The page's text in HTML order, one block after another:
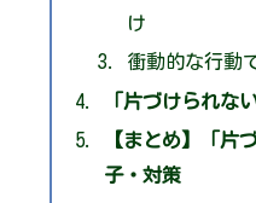
け
衝動的な行動
「片づけられな
【まとめ】「片
子・対策